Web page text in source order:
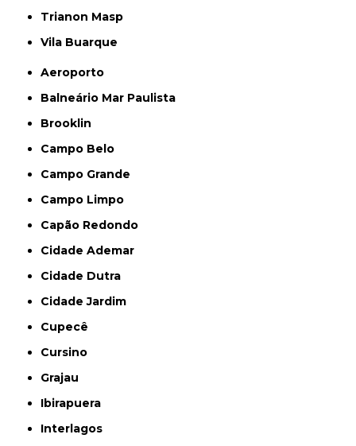
Trianon Masp
Vila Buarque
Aeroporto
Balneário Mar Paulista
Brooklin
Campo Belo
Campo Grande
Campo Limpo
Capão Redondo
Cidade Ademar
Cidade Dutra
Cidade Jardim
Cupecê
Cursino
Grajau
Ibirapuera
Interlagos